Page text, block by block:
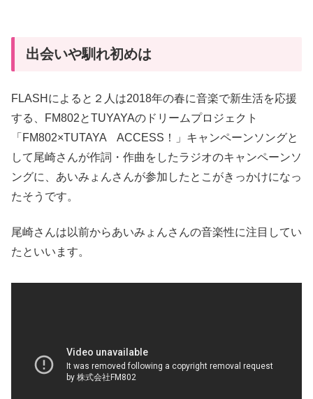
出会いや馴れ初めは
FLASHによると２人は2018年の春に音楽で新生活を応援
する、FM802とTUYAYAのドリームプロジェクト
「FM802×TUTAYA ACCESS！」キャンペーンソングと
して尾崎さんが作詞・作曲をしたラジオのキャンペーンソ
ングに、あいみょんさんが参加したとこがきっかけになっ
たそうです。
尾崎さんは以前からあいみょんさんの音楽性に注目してい
たといいます。